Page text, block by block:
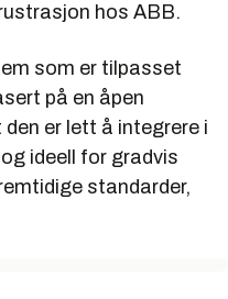
hos ABB.
som er tilpasset
på en åpen
er lett å integrere i
ideell for gradvis
standarder,